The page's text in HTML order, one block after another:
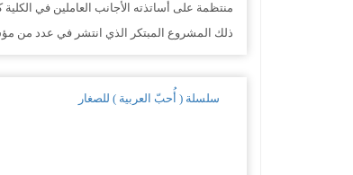
منتظمة على أساتذته الأجانب العاملين في
ذلك المشروع المبتكر الذي انتشر في عدد من
سلسلة ( أُحبّ العربية ) للصغار